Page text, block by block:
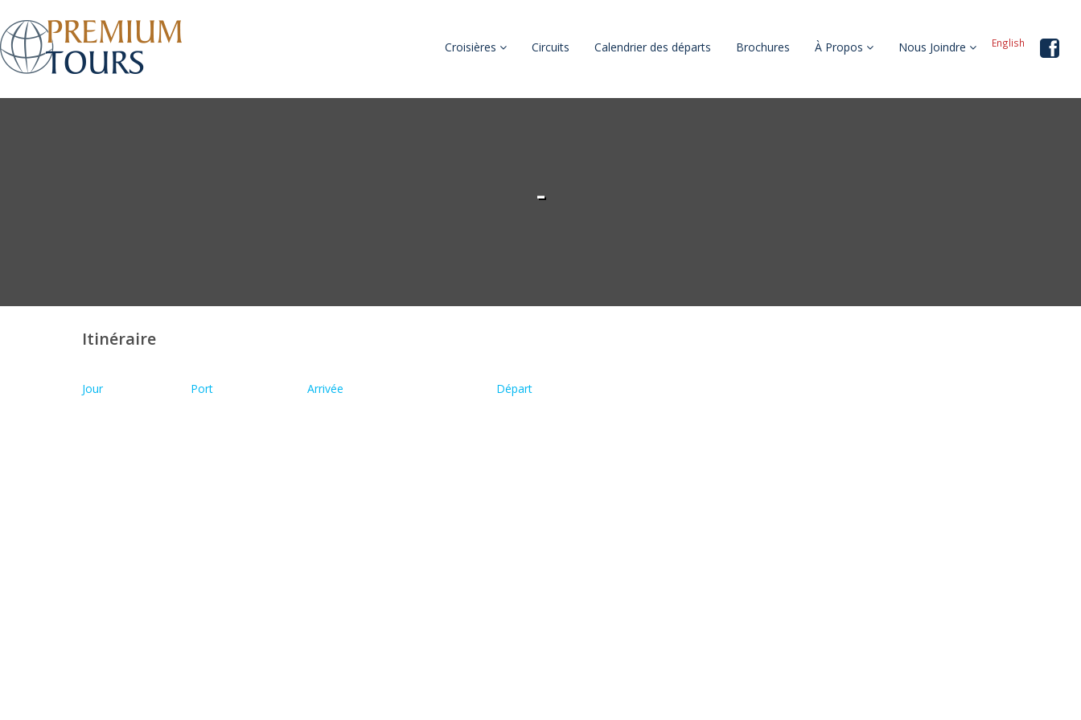
Croisières Circuits Calendrier des départs Brochures À Propos Nous Joindre English
-
Itinéraire
Jour Port Arrivée Départ